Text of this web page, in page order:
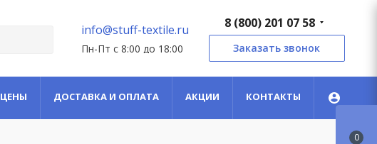
info@stuff-textile.ru
Пн-Пт с 8:00 до 18:00
8 (800) 201 07 58
Заказать звонок
ЦЕНЫ ДОСТАВКА И ОПЛАТА АКЦИИ КОНТАКТЫ
0